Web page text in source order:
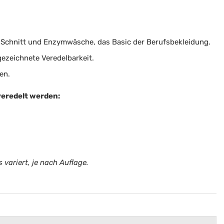
und Enzymwäsche, das Basic der Berufsbekleidung.
Veredelbarkeit.
werden:
variert, je nach Auflage.